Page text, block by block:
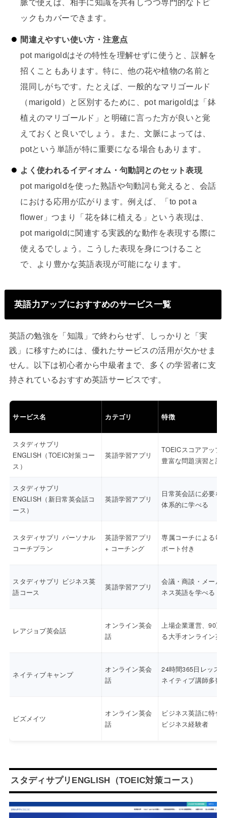
脈で使えば、相手に知識を共有しつつ専門的なトピ
ックもカバーできます。
間違えやすい使い方・注意点
pot marigoldはその特性を理解せずに使うと、誤解を
招くこともあります。特に、他の花や植物の名前と
混同しがちです。たとえば、一般的なマリゴールド
（marigold）と区別するために、pot marigoldは「鉢
植えのマリゴールド」と明確に言った方が良いと覚
えておくと良いでしょう。また、文脈によっては、
potという単語が特に重要になる場合もあります。
よく使われるイディオム・句動詞とのセット表現
pot marigoldを使った熟語や句動詞も覚えると、会話
における応用が広がります。例えば、「to pot a
flower」つまり「花を鉢に植える」という表現は、
pot marigoldに関連する実践的な動作を表現する際に
使えるでしょう。こうした表現を身につけること
で、より豊かな英語表現が可能になります。
英語力アップにおすすめのサービス一覧
英語の勉強を「知識」で終わらせず、しっかりと「実
践」に移すためには、優れたサービスの活用が欠かせま
せん。以下は初心者から中級者まで、多くの学習者に支
持されているおすすめ英語サービスです。
サービス名 カテゴリ 特徴
スタディサプリ
ENGLISH（TOEIC対策コー
ス）
英語学習アプリ
TOEICスコアアップ
豊富な問題演習と講
スタディサプリ
ENGLISH（新日常英会話コ
ース）
英語学習アプリ
日常英会話に必要な
体系的に学べる
スタディサプリ パーソナル
コーチプラン
英語学習アプリ
+ コーチング
専属コーチによる毎
ポート付き
スタディサプリ ビジネス英
語コース
英語学習アプリ
会議・商談・メール
ネス英語を学べる
レアジョブ英会話
オンライン英会
話
上場企業運営、90万
る大手オンライン英
ネイティブキャンプ
オンライン英会
話
24時間365日レッス
ネイティブ講師多数
ビズメイツ
オンライン英会
話
ビジネス英語に特化
ビジネス経験者
スタディサプリENGLISH（TOEIC対策コース）